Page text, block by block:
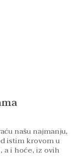
našu najmanju,
istim krovom u
a i hoće, iz ovih